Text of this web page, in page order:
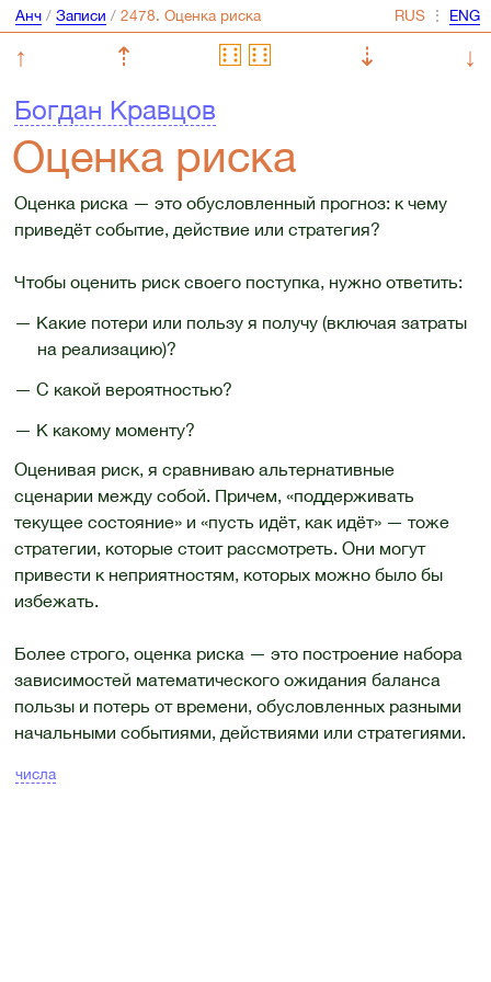
Анч/ Записи / ⋮
↑ ⇡ ⇣
↓
Богдан Кравцов
Оценка риска
Оценка риска — это обусловленный прогноз: к чему
приведёт событие, действие или стратегия?
Чтобы оценить риск своего поступка, нужно ответить:
— Какие потери или пользу я получу (включая затраты
на реализацию)?
— С какой вероятностью?
— К какому моменту?
Оценивая риск, я сравниваю альтернативные
сценарии между собой. Причем, «поддерживать
текущее состояние» и «пусть идёт, как идёт» — тоже
стратегии, которые стоит рассмотреть. Они могут
привести к неприятностям, которых можно было бы
избежать.
Более строго, оценка риска — это построение набора
зависимостей математического ожидания баланса
пользы и потерь от времени, обусловленных разными
начальными событиями, действиями или стратегиями.
числа